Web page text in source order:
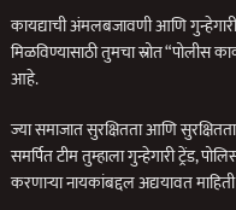
कायद्याची अंमलबजावणी आणि
मिळविण्यासाठी तुमचा स्रोत “पोलीस
आहे.
ज्या समाजात सुरक्षितता आणि
समर्पित टीम तुम्हाला गुन्हेगारी ट्रेंड,
करणार्‍या नायकांबद्दल अद्ययावत